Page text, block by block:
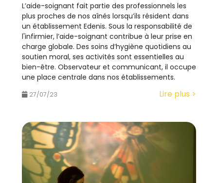
L’aide-soignant fait partie des professionnels les
plus proches de nos aînés lorsqu’ils résident dans
un établissement Edenis. Sous la responsabilité de
l'infirmier, l’aide-soignant contribue à leur prise en
charge globale. Des soins d’hygiène quotidiens au
soutien moral, ses activités sont essentielles au
bien-être. Observateur et communicant, il occupe
une place centrale dans nos établissements.
27/07/23 Lire plus >